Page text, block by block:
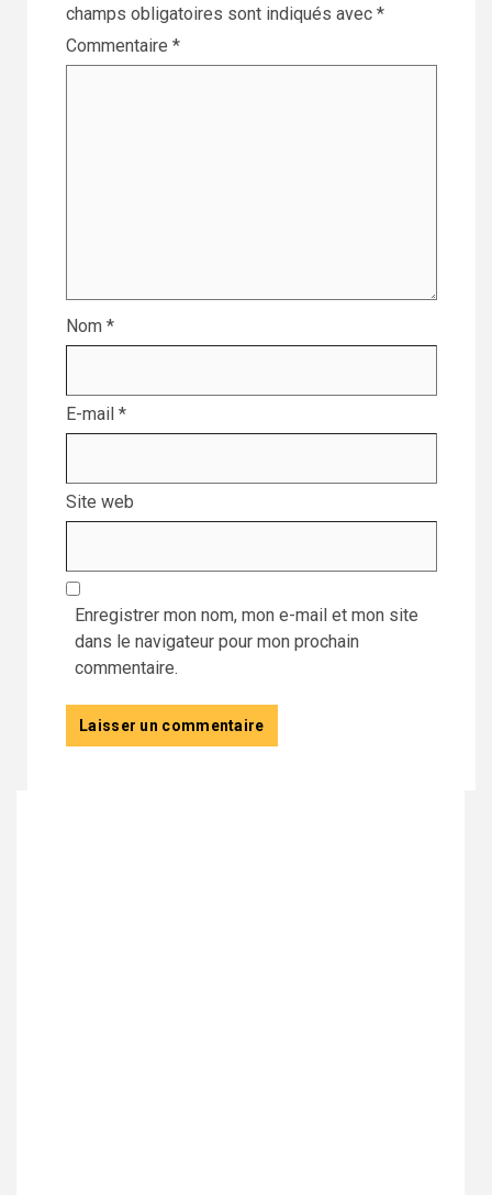
champs obligatoires sont indiqués avec *
Commentaire *
Nom *
E-mail *
Site web
Enregistrer mon nom, mon e-mail et mon site
dans le navigateur pour mon prochain
commentaire.